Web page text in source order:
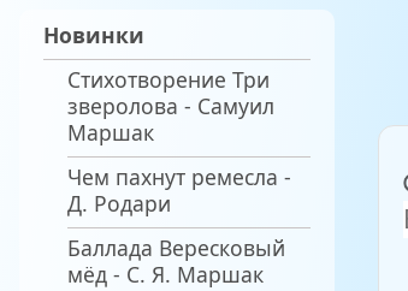
Новинки
Стихотворение Три
зверолова - Самуил
Маршак
Чем пахнут ремесла -
Д. Родари
Баллада Вересковый
мёд - С. Я. Маршак